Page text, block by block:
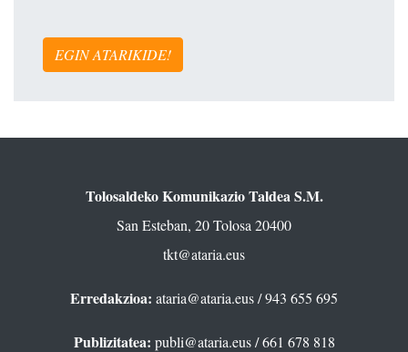
EGIN ATARIKIDE!
Tolosaldeko Komunikazio Taldea S.M.
San Esteban, 20 Tolosa 20400
tkt@ataria.eus
Erredakzioa: ataria@ataria.eus/ 943 655 695
Publizitatea: publi@ataria.eus/ 661 678 818